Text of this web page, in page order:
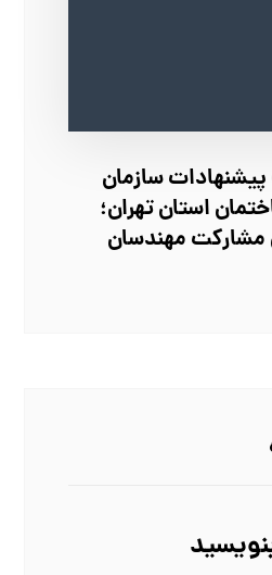
پیشنهادات سازمان
استان تهران؛
مشارکت مهندسان